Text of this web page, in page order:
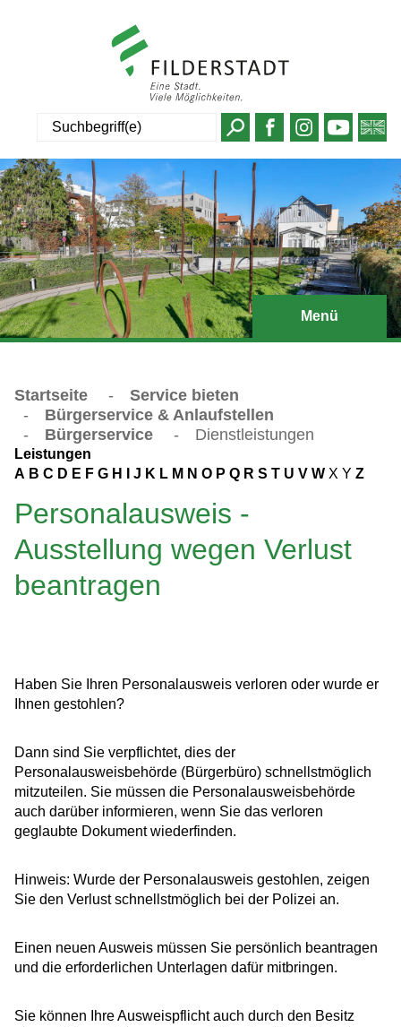
Menü
Startseite -
Service bieten
-
Bürgerservice & Anlaufstellen
-
Bürgerservice - Dienstleistungen
Leistungen
A B C D E F G H J K L M N O P Q R S T U V W X Y Z
Personalausweis -
Ausstellung wegen Verlust
beantragen
Haben Sie Ihren Personalausweis verloren oder wurde er
Ihnen gestohlen?
Dann sind Sie verpflichtet, dies der
Personalausweisbehörde (Bürgerbüro) schnellstmöglich
mitzuteilen. Sie müssen die Personalausweisbehörde
auch darüber informieren, wenn Sie das verloren
geglaubte Dokument wiederfinden.
Hinweis: Wurde der Personalausweis gestohlen, zeigen
Sie den Verlust schnellstmöglich bei der Polizei an.
Einen neuen Ausweis müssen Sie persönlich beantragen
und die erforderlichen Unterlagen dafür mitbringen.
Sie können Ihre Ausweispflicht auch durch den Besitz